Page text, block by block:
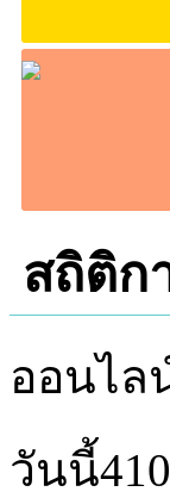
สถิติก
ออนไล
วันนี้410